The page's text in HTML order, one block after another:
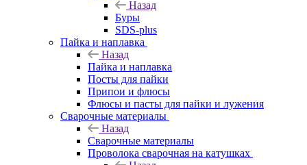
Назад
Буры
SDS-plus
Пайка и наплавка
Назад
Пайка и наплавка
Посты для пайки
Припои и флюсы
Флюсы и пасты для пайки и лужения
Сварочные материалы
Назад
Сварочные материалы
Проволока сварочная на катушках